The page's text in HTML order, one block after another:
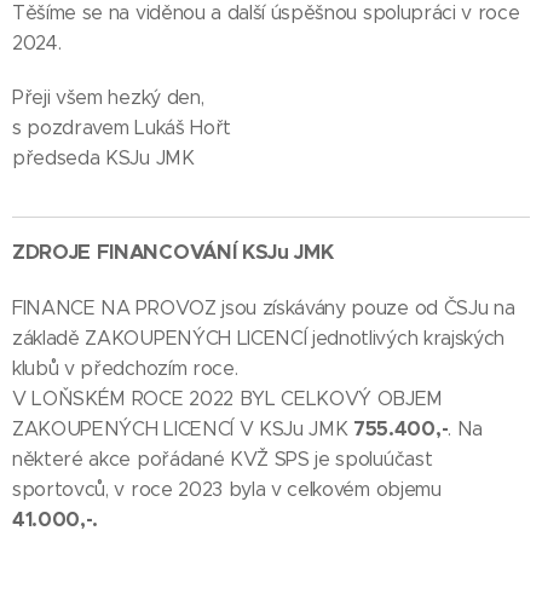
Těšíme se na viděnou a další úspěšnou spolupráci v roce
2024.
Přeji všem hezký den,
s pozdravem Lukáš Hořt
předseda KSJu JMK
ZDROJE FINANCOVÁNÍ KSJu JMK
FINANCE NA PROVOZ jsou získávány pouze od ČSJu na
základě ZAKOUPENÝCH LICENCÍ jednotlivých krajských
klubů v předchozím roce.
V LOŇSKÉM ROCE 2022 BYL CELKOVÝ OBJEM
ZAKOUPENÝCH LICENCÍ V KSJu JMK 755.400,-. Na
některé akce pořádané KVŽ SPS je spoluúčast
sportovců, v roce 2023 byla v celkovém objemu
41.000,-.